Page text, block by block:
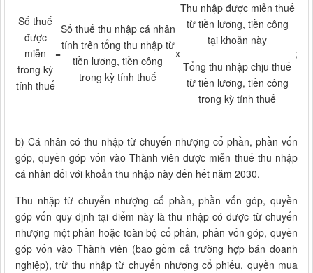
Số thuế
được
miễn
trong kỳ
tính thuế
=
Số thuế thu nhập cá nhân
tính trên tổng thu nhập từ
tiền lương, tiền công
trong kỳ tính thuế
x
Thu nhập được miễn thuế
từ tiền lương, tiền công
tại khoản này
;
Tổng thu nhập chịu thuế
từ tiền lương, tiền công
trong kỳ tính thuế
b) Cá nhân có thu nhập từ chuyển nhượng cổ phần, phần vốn
góp, quyền góp vốn vào Thành viên được miễn thuế thu nhập
cá nhân đối với khoản thu nhập này đến hết năm 2030.
Thu nhập từ chuyển nhượng cổ phần, phần vốn góp, quyền
góp vốn quy định tại điểm này là thu nhập có được từ chuyển
nhượng một phần hoặc toàn bộ cổ phần, phần vốn góp, quyền
góp vốn vào Thành viên (bao gồm cả trường hợp bán doanh
nghiệp), trừ thu nhập từ chuyển nhượng cổ phiếu, quyền mua